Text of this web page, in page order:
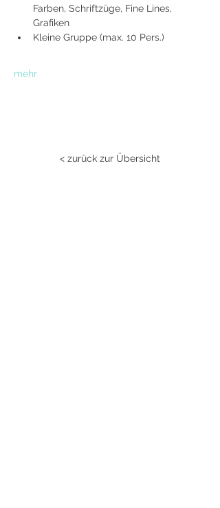
Farben, Schriftzüge, Fine Lines,
Grafiken
Kleine Gruppe (max. 10 Pers.)
mehr
< zurück zur Übersicht